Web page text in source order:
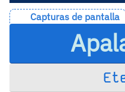
Capturas de pantalla